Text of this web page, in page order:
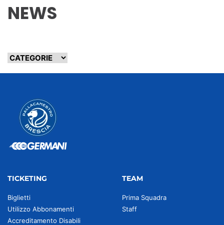
NEWS
TICKETING
Biglietti
Utilizzo Abbonamenti
Accreditamento Disabili
TEAM
Prima Squadra
Staff